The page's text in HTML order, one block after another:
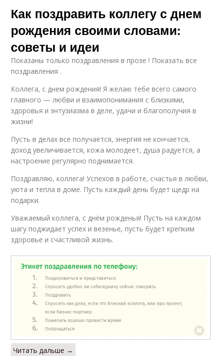
Как поздравить коллегу с днем
рождения своими словами:
советы и идеи
Показаны только поздравления в прозе ! Показать все
поздравления .
Коллега, с днем рождения! Я желаю тебе всего самого
главного — любви и взаимопонимания с близкими,
здоровья и энтузиазма в деле, удачи и благополучия в
жизни!
Пусть в делах все получается, энергия не кончается,
доход увеличивается, кожа молодеет, душа радуется, а
настроение регулярно поднимается.
Поздравляю, коллега! Успехов в работе, счастья в любви,
уюта и тепла в доме. Пусть каждый день будет щедр на
подарки.
Уважаемый коллега, с днём рожденья! Пусть на каждом
шагу поджидает успех и везенье, пусть будет крепким
здоровье и счастливой жизнь.
Читать дальше →